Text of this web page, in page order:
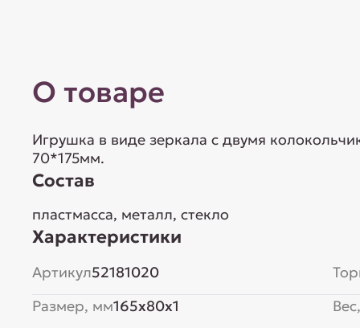
О товаре
Игрушка в виде зеркала с двумя
70*175мм.
Состав
пластмасса, металл, стекло
Характеристики
Артикул52181020
Размер, мм165x80x1